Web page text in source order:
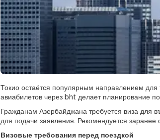
Визовые требования перед поездкой
Гражданам Азербайджана требуется виза для
для подачи заявления. Рекомендуется заранее
Токио остаётся популярным направлением
авиабилетов через bht делает планирование